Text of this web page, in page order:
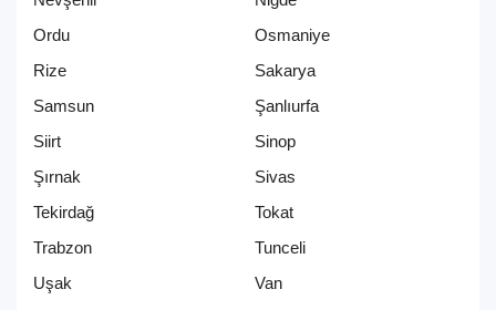
Ordu
Osmaniye
Rize
Sakarya
Samsun
Şanlıurfa
Siirt
Sinop
Şırnak
Sivas
Tekirdağ
Tokat
Trabzon
Tunceli
Uşak
Van